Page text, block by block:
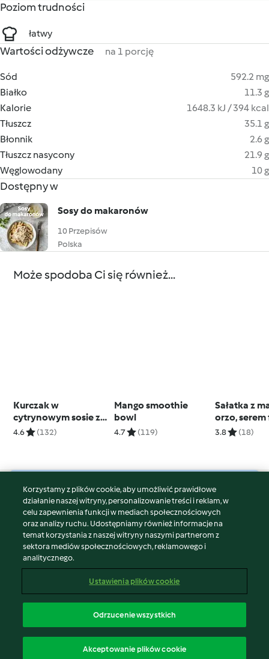
Poziom trudności
łatwy
Wartości odżywcze na 1 porcję
Sód
592.2 mg
Białko
11.3 g
Kalorie
1648.3 kJ / 394 kcal
Tłuszcz
35.1 g
Błonnik
2.6 g
Tłuszcz nasycony
21.9 g
Węglowodany
10 g
Dostępny w
Sosy do makaronów
10 Przepisów
Polska
Może spodoba Ci się również...
Kurczak w
cytrynowym sosie z
tagliatelle z cukinii
4.6 (132)
Mango smoothie
bowl
4.7 (119)
Sałatka z
orzo, serem
warzywami
3.8 (18)
© Copyright 2026
Warunki korzystania
Polityka prywatności
Disclaimer
Znak wydawcy
Zgłoś treść
Oświadczenie o dostępności
Korzystamy z plików cookie, aby umożliwić prawidłowe
działanie naszej witryny, personalizowanie treści i reklam, w
celu zapewnienia funkcji w mediach społecznościowych
oraz analizy ruchu. Udostępniamy również informacje na
temat korzystania z naszej witryny naszymi partnerom z
sektora mediów społecznościowych, reklamowego i
analitycznego.
Ustawienia plików cookie
Odrzucenie wszystkich
Akceptowanie plików cookie